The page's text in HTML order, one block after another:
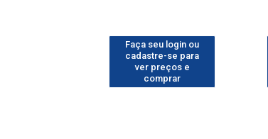
Faça seu login ou
cadastre-se para
ver preços e
comprar